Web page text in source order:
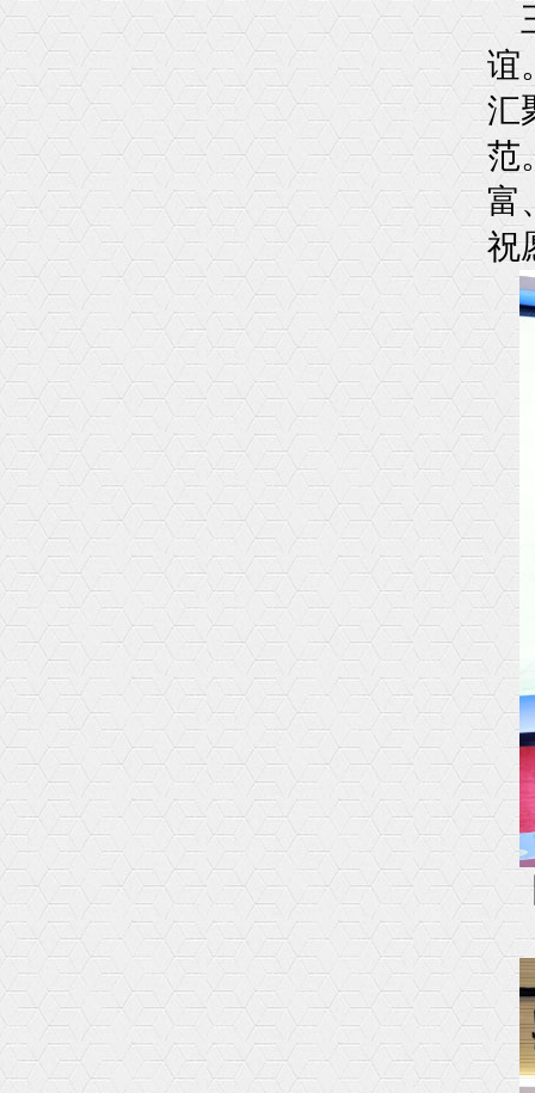
谊
汇
范
富
祝